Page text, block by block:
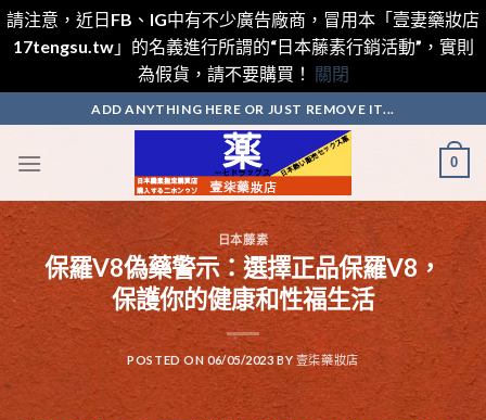
請注意，近日FB、IG中有不少廣告廠商，冒用本「壹妻藥妝店
17tengsu.tw」的名義進行所謂的“日本藤素行銷活動”，實則
為假貨，請不要購買！ 關閉
to
content
ADD ANYTHING HERE OR JUST REMOVE IT...
0
日本藤素
保羅V8偽藥警示：選擇正品保羅V8，
保護你的健康和性福生活
POSTED ON 06/05/2023BY 壹柒藥妝店